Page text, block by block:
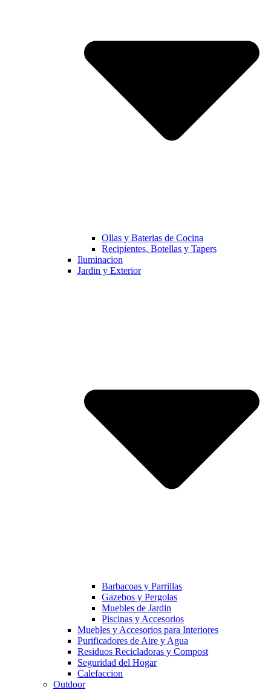
Ollas y Baterias de Cocina
Recipientes, Botellas y Tapers
Iluminacion
Jardin y Exterior
Barbacoas y Parrillas
Gazebos y Pergolas
Muebles de Jardin
Piscinas y Accesorios
Muebles y Accesorios para Interiores
Purificadores de Aire y Agua
Residuos Recicladoras y Compost
Seguridad del Hogar
Calefaccion
Outdoor